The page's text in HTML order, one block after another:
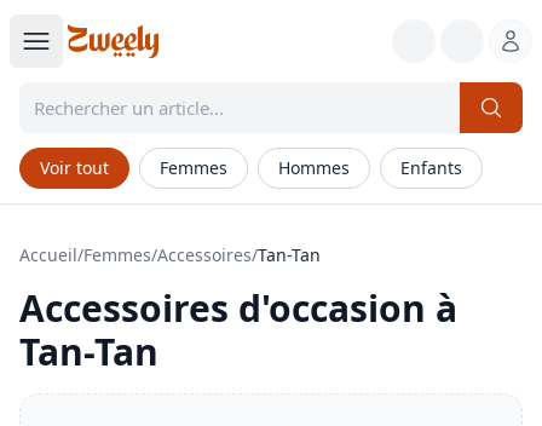
Voir tout Femmes Hommes Enfants
Accueil/Femmes/Accessoires/Tan-Tan
Accessoires d'occasion à
Tan-Tan